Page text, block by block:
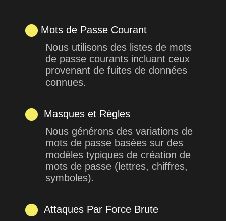
Mots de Passe Courant
Nous utilisons des listes de mots
de passe courants incluant ceux
provenant de fuites de données
connues.
Masques et Règles
Nous générons des variations de
mots de passe basées sur des
modèles typiques de création de
mots de passe (lettres, chiffres,
symboles).
Attaques Par Force Brute